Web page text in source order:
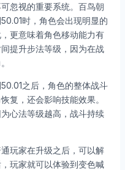
忽视的重要系统。百鸟朝
时，角色会出现明显的
更意味着角色移动能力有
提升步法等级，因为在战
之后，角色的整体战斗
复，还会影响技能效果。
心法等级越高，战斗持续
玩家在升级之后，可以解
玩家就可以体验到变色喊